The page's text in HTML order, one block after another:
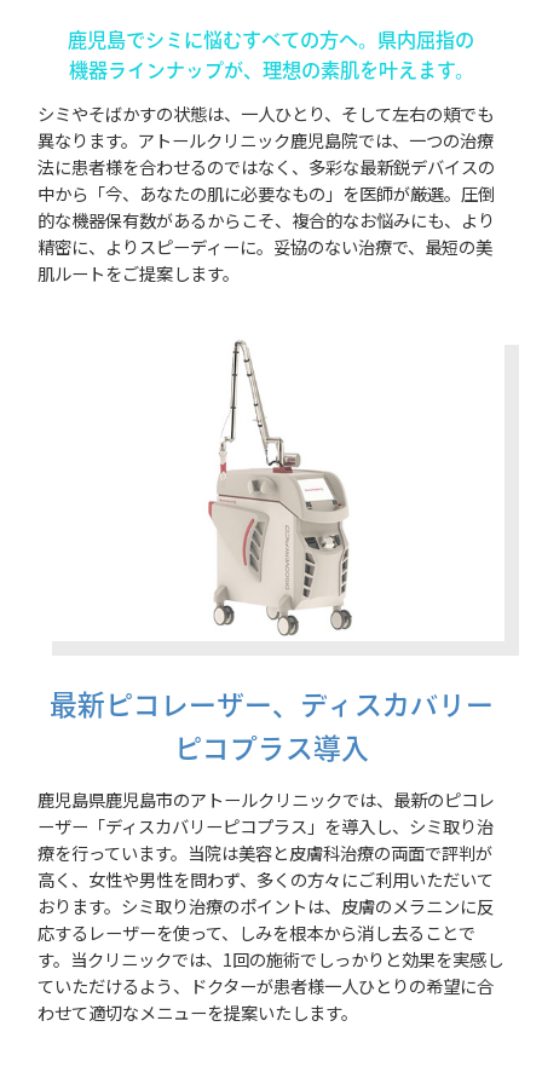
鹿児島でシミに悩むすべての方へ。 県内屈指の
機器ラインナップが、理想の素肌を叶えます。
シミやそばかすの状態は、一人ひとり、そして左右の頬でも
異なります。アトールクリニック鹿児島院では、一つの治療
法に患者様を合わせるのではなく、多彩な最新鋭デバイスの
中から「今、あなたの肌に必要なもの」を医師が厳選。圧倒
的な機器保有数があるからこそ、複合的なお悩みにも、より
精密に、よりスピーディーに。妥協のない治療で、最短の美
肌ルートをご提案します。
最新ピコレーザー、ディスカバリー
ピコプラス導入
鹿児島県鹿児島市のアトールクリニックでは、最新のピコレ
ーザー「ディスカバリーピコプラス」を導入し、シミ取り治
療を行っています。当院は美容と皮膚科治療の両面で評判が
高く、女性や男性を問わず、多くの方々にご利用いただいて
おります。シミ取り治療のポイントは、皮膚のメラニンに反
応するレーザーを使って、しみを根本から消し去ることで
す。当クリニックでは、1回の施術でしっかりと効果を実感し
ていただけるよう、ドクターが患者様一人ひとりの希望に合
わせて適切なメニューを提案いたします。